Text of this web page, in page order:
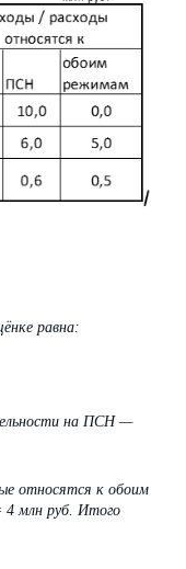
равна:
на ПСН —
относятся к обоим
млн руб. Итого